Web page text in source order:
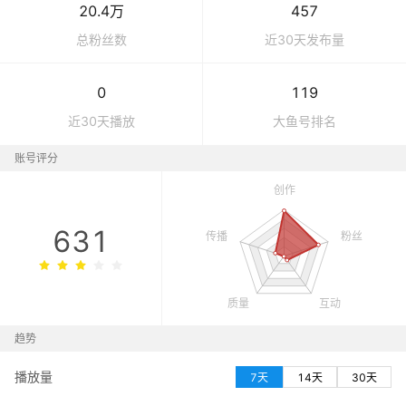
20.4万
总粉丝数
457
近30天发布量
0
近30天播放
119
大鱼号排名
账号评分
631
趋势
播放量 7天 14天 30天